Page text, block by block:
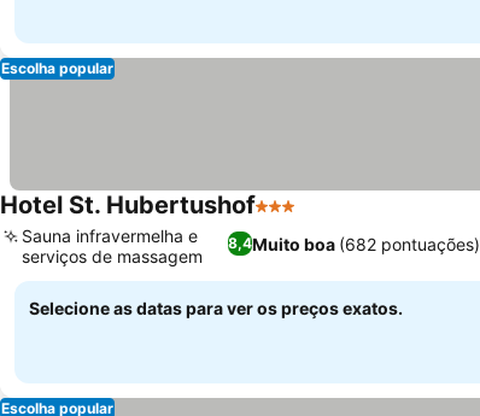
Escolha popular
Hotel St. Hubertushof3 Estrelas
8,4Muito boa (682 pontuações)
Sauna infravermelha e
serviços de massagem
Selecione as datas para ver os preços exatos.
Escolha popular